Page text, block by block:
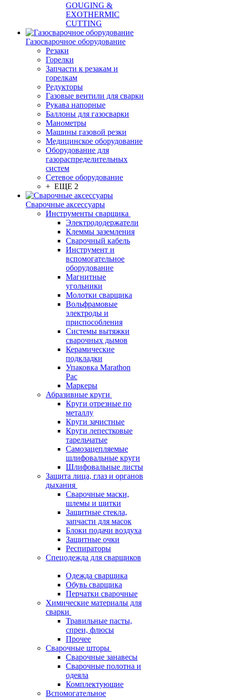
GOUGING &
EXOTHERMIC
CUTTING
Газосварочное оборудование
Резаки
Горелки
Запчасти к резакам и
горелкам
Редукторы
Газовые вентили для сварки
Рукава напорные
Баллоны для газосварки
Манометры
Машины газовой резки
Медицинское оборудование
Оборудование для
газораспределительных
систем
Сетевое оборудование
+ ЕЩЕ 2
Сварочные аксессуары
Инструменты сварщика
Электрододержатели
Клеммы заземления
Сварочный кабель
Инструмент и
вспомогательное
оборудование
Магнитные
угольники
Молотки сварщика
Вольфрамовые
электроды и
приспособления
Системы вытяжки
сварочных дымов
Керамические
подкладки
Упаковка Marathon
Pac
Маркеры
Абразивные круги
Круги отрезные по
металлу
Круги зачистные
Круги лепестковые
тарельчатые
Самозацепляемые
шлифовальные круги
Шлифовальные листы
Защита лица, глаз и органов
дыхания
Сварочные маски,
шлемы и щитки
Защитные стекла,
запчасти для масок
Блоки подачи воздуха
Защитные очки
Респираторы
Спецодежда для сварщиков
Одежда сварщика
Обувь сварщика
Перчатки сварочные
Химические материалы для
сварки
Травильные пасты,
спреи, флюсы
Прочее
Сварочные шторы
Сварочные занавесы
Сварочные полотна и
одеяла
Комплектующие
Вспомогательное